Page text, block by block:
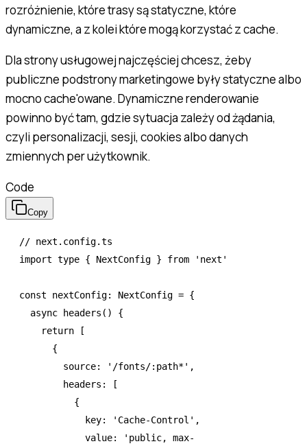
rozróżnienie, które trasy są statyczne, które
dynamiczne, a z kolei które mogą korzystać z cache.
Dla strony usługowej najczęściej chcesz, żeby
publiczne podstrony marketingowe były statyczne albo
mocno cache'owane. Dynamiczne renderowanie
powinno być tam, gdzie sytuacja zależy od żądania,
czyli personalizacji, sesji, cookies albo danych
zmiennych per użytkownik.
Code
Copy
// next.config.ts
import type { NextConfig } from 'next'
const nextConfig: NextConfig = {
  async
headers () {
    return
[
      {
        source
: '/fonts/:path*' ,
        headers
:
[
          {
            key
: 'Cache-Control' ,
            value
:
'public, max-